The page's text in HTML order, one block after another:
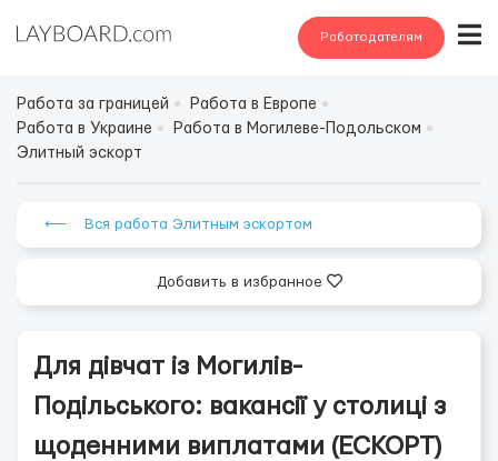
Работодателям
Работа за границей
Работа в Европе
Работа в Украине
Работа в Могилеве-Подольском
Элитный эскорт
⟵ Вся работа Элитным эскортом
Добавить в избранное
Для дівчат із Могилів-
Подільського: вакансії у столиці з
щоденними виплатами (ЕСКОРТ)